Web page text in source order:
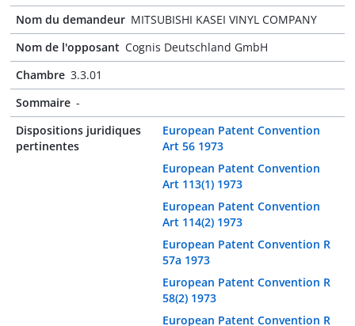
Nom du demandeur MITSUBISHI KASEI VINYL COMPANY
Nom de l'opposant Cognis Deutschland GmbH
Chambre 3.3.01
Sommaire -
Dispositions juridiques
pertinentes
European Patent Convention
Art 56 1973
European Patent Convention
Art 113(1) 1973
European Patent Convention
Art 114(2) 1973
European Patent Convention R
57a 1973
European Patent Convention R
58(2) 1973
European Patent Convention R